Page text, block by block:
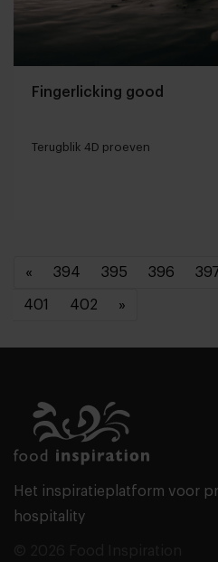
Fingerlicking good
Terugblik 4D proeven
« 394 395 396
401 402 »
Het inspiratieplatform voor
hospitality